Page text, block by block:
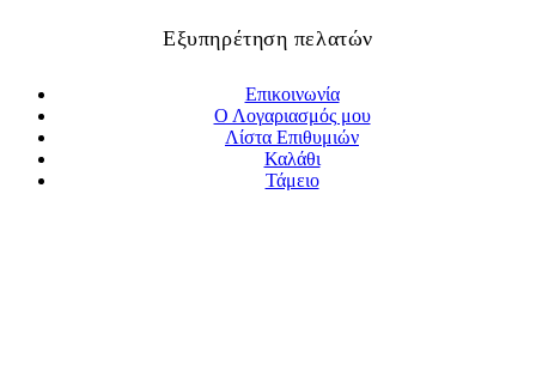
Εξυπηρέτηση πελατών
Επικοινωνία
Ο Λογαριασμός μου
Λίστα Επιθυμιών
Καλάθι
Τάμειο